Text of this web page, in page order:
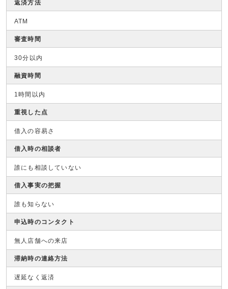
返済方法
ATM
審査時間
30分以内
融資時間
1時間以内
重視した点
借入の容易さ
借入時の相談者
誰にも相談していない
借入事実の把握
誰も知らない
申込時のコンタクト
無人店舗への来店
滞納時の連絡方法
遅延なく返済